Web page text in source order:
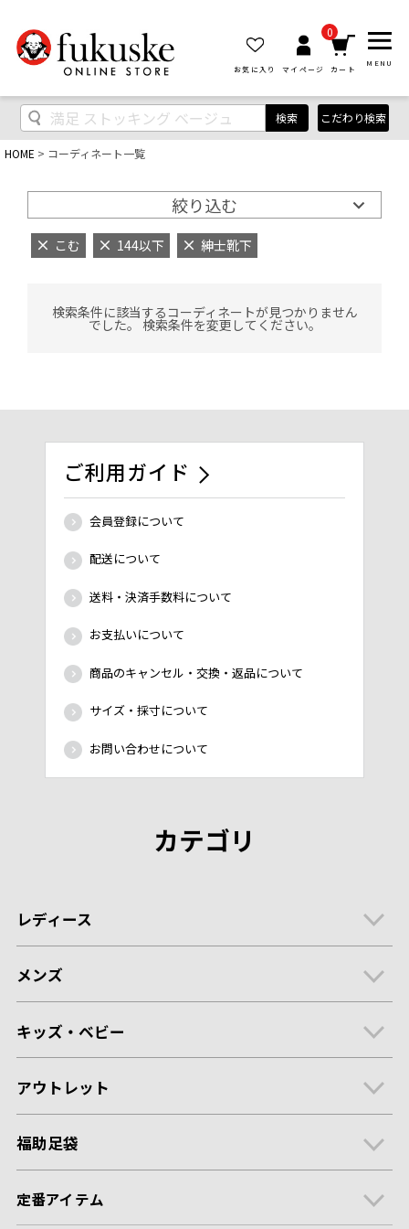
お気に入り マイページ
0
カート
MENU
検索 こだわり検索
HOME コーディネート一覧
絞り込む
こむ 144以下 紳士靴下
検索条件に該当するコーディネートが見つかりません
でした。 検索条件を変更してください。
ご利用ガイド
会員登録について
配送について
送料・決済手数料について
お支払いについて
商品のキャンセル・交換・返品について
サイズ・採寸について
お問い合わせについて
カテゴリ
レディース
メンズ
キッズ・ベビー
アウトレット
福助足袋
定番アイテム